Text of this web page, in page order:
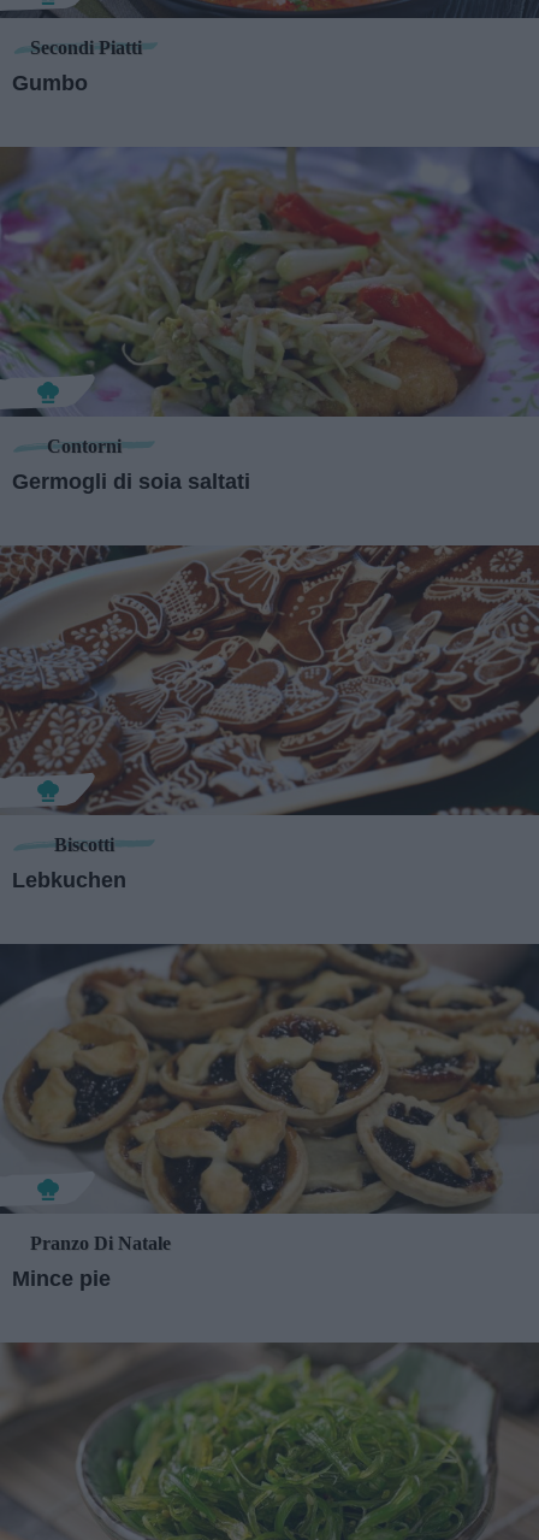
Secondi Piatti
Gumbo
Contorni
Germogli di soia saltati
Biscotti
Lebkuchen
Pranzo Di Natale
Mince pie